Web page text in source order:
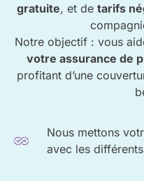
gratuite, et de tarifs
Notre objectif : vous
votre assurance de
profitant d’une
Nous mettons
avec les